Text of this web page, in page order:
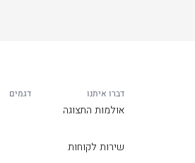
דברו איתנו
אולמות התצוגה
שירות לקוחות
דגמים